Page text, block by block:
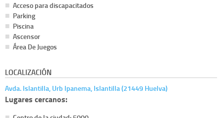
Acceso para discapacitados
Parking
Piscina
Ascensor
Área De Juegos
LOCALIZACIÓN
Avda. Islantilla, Urb Ipanema, Islantilla (21449 Huelva)
Lugares cercanos: